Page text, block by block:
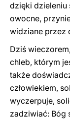
dzięki dzieleniu
owocne,
widziane przez
Dziś
chleb, którym
także
człowiekiem,
wyczerpuje,
zadziwiać: Bóg